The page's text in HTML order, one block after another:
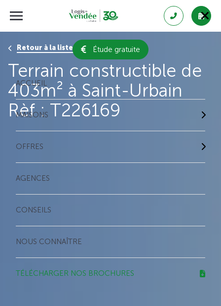
Étude gratuite
ACCUEIL
MAISONS
OFFRES
AGENCES
CONSEILS
NOUS CONNAÎTRE
TÉLÉCHARGER NOS BROCHURES
Retour à la liste des résultats
Terrain constructible de
403m² à Saint-Urbain
Rèf : T226169